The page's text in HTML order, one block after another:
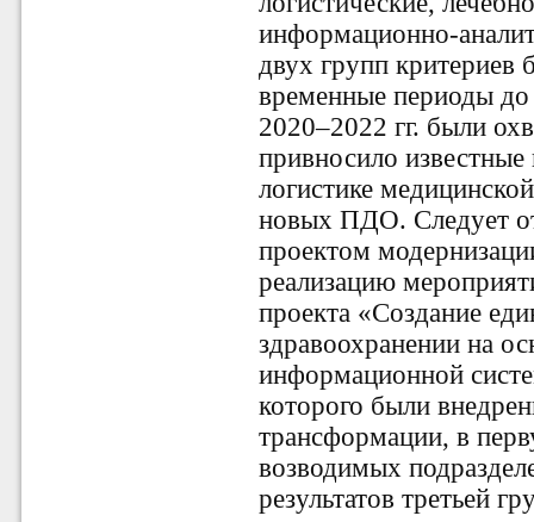
информационно-
двух групп критериев
временные периоды до
2020–2022 гг. были
привносило
логистике
новых ПДО. Следует
проектом
реализацию
проекта «Создание
здравоохранении на
информационной
которого были
трансформации, в
возводимых
результатов третьей